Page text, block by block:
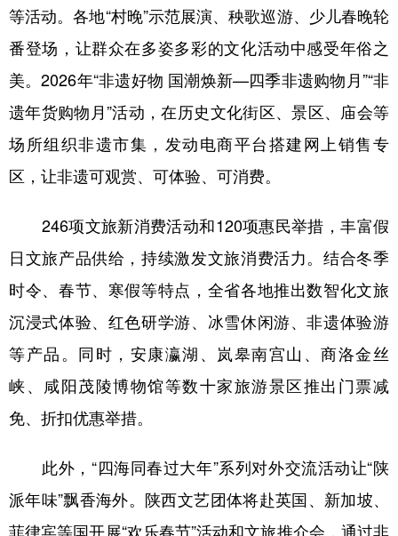
等活动。各地“村晚”示范展演、秧歌巡游、少儿春晚轮
番登场，让群众在多姿多彩的文化活动中感受年俗之
美。2026年“非遗好物 国潮焕新—四季非遗购物月”“非
遗年货购物月”活动，在历史文化街区、景区、庙会等
场所组织非遗市集，发动电商平台搭建网上销售专
区，让非遗可观赏、可体验、可消费。
246项文旅新消费活动和120项惠民举措，丰富假
日文旅产品供给，持续激发文旅消费活力。结合冬季
时令、春节、寒假等特点，全省各地推出数智化文旅
沉浸式体验、红色研学游、冰雪休闲游、非遗体验游
等产品。同时，安康瀛湖、岚皋南宫山、商洛金丝
峡、咸阳茂陵博物馆等数十家旅游景区推出门票减
免、折扣优惠举措。
此外，“四海同春过大年”系列对外交流活动让“陕
派年味”飘香海外。陕西文艺团体将赴英国、新加坡、
菲律宾等国开展“欢乐春节”活动和文旅推介会，通过非